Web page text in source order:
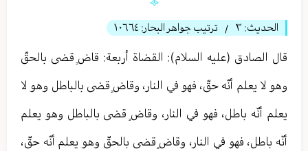
الحديث: ٣ / ترتيب جواهر البحار: ١٠٦٦٤
قال الصادق (عليه السلام): القضاة أربعة: قاضٍ قضى بالحقّ
وهو لا يعلم أنّه حقّ، فهو في النار، وقاضٍ قضى بالباطل وهو لا
يعلم أنّه باطل، فهو في النار، وقاضٍ قضى بالباطل وهو يعلم
أنّه باطل، فهو في النار، وقاضٍ قضى بالحقّ وهو يعلم أنّه حقّ،